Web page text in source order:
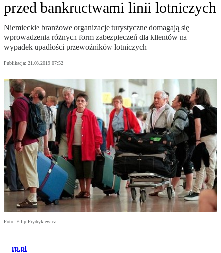
przed bankructwami linii lotniczych
Niemieckie branżowe organizacje turystyczne domagają się
wprowadzenia różnych form zabezpieczeń dla klientów na
wypadek upadłości przewoźników lotniczych
Publikacja: 21.03.2019 07:52
Foto: Filip Frydrykiewicz
rp.pl